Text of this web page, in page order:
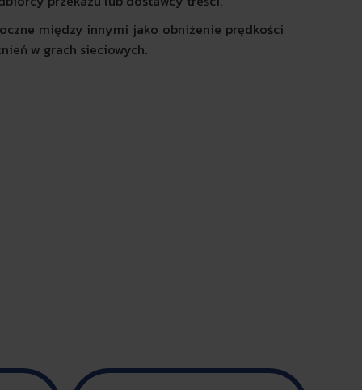
między innymi jako obniżenie prędkości
w grach sieciowych.